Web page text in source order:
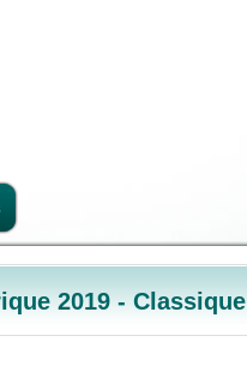
2019 - Classique